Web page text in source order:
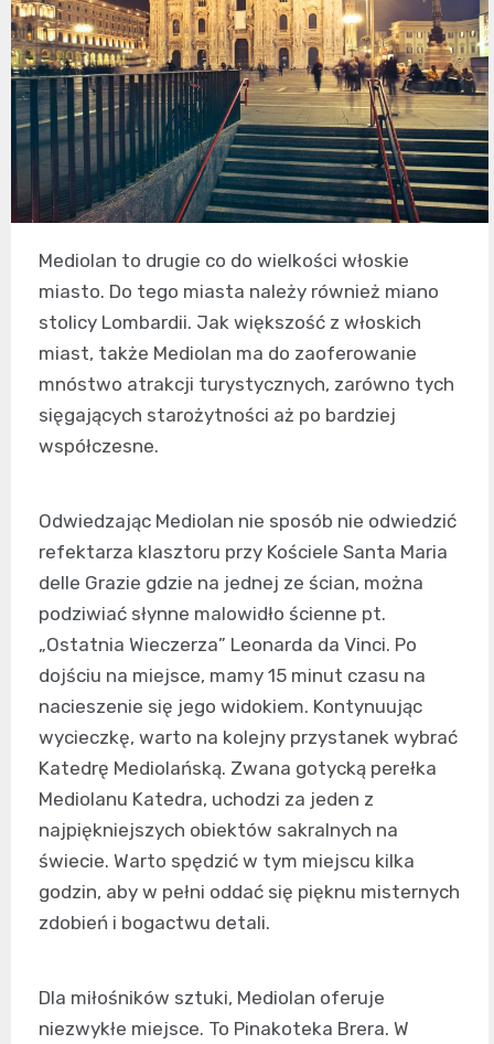
Mediolan to drugie co do wielkości włoskie
miasto. Do tego miasta należy również miano
stolicy Lombardii. Jak większość z włoskich
miast, także Mediolan ma do zaoferowanie
mnóstwo atrakcji turystycznych, zarówno tych
sięgających starożytności aż po bardziej
współczesne.
Odwiedzając Mediolan nie sposób nie odwiedzić
refektarza klasztoru przy Kościele Santa Maria
delle Grazie gdzie na jednej ze ścian, można
podziwiać słynne malowidło ścienne pt.
„Ostatnia Wieczerza” Leonarda da Vinci. Po
dojściu na miejsce, mamy 15 minut czasu na
nacieszenie się jego widokiem. Kontynuując
wycieczkę, warto na kolejny przystanek wybrać
Katedrę Mediolańską. Zwana gotycką perełka
Mediolanu Katedra, uchodzi za jeden z
najpiękniejszych obiektów sakralnych na
świecie. Warto spędzić w tym miejscu kilka
godzin, aby w pełni oddać się pięknu misternych
zdobień i bogactwu detali.
Dla miłośników sztuki, Mediolan oferuje
niezwykłe miejsce. To Pinakoteka Brera. W